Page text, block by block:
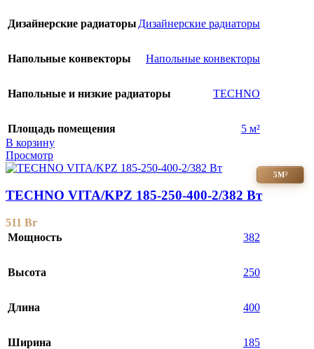
Дизайнерские радиаторы Дизайнерские радиаторы
Напольные конвекторы Напольные конвекторы
Напольные и низкие радиаторы TECHNO
Площадь помещения
5 м²
В корзину
Просмотр
5М²
TECHNO VITA/KPZ 185-250-400-2/382 Вт
511 Br
Мощность
382
Высота 250
Длина 400
Ширина 185